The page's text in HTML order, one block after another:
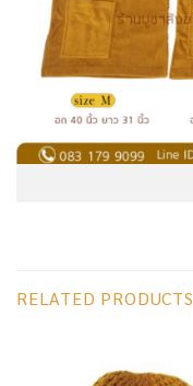
RELATED PRODUCTS